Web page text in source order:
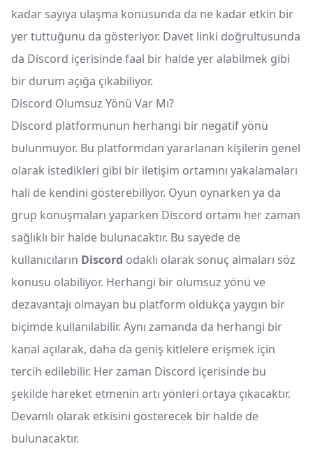
kadar sayıya ulaşma konusunda da ne kadar etkin bir
yer tuttuğunu da gösteriyor. Davet linki doğrultusunda
da Discord içerisinde faal bir halde yer alabilmek gibi
bir durum açığa çıkabiliyor.
Discord Olumsuz Yönü Var Mı?
Discord platformunun herhangi bir negatif yönü
bulunmuyor. Bu platformdan yararlanan kişilerin genel
olarak istedikleri gibi bir iletişim ortamını yakalamaları
hali de kendini gösterebiliyor. Oyun oynarken ya da
grup konuşmaları yaparken Discord ortamı her zaman
sağlıklı bir halde bulunacaktır. Bu sayede de
kullanıcıların Discord odaklı olarak sonuç almaları söz
konusu olabiliyor. Herhangi bir olumsuz yönü ve
dezavantajı olmayan bu platform oldukça yaygın bir
biçimde kullanılabilir. Aynı zamanda da herhangi bir
kanal açılarak, daha da geniş kitlelere erişmek için
tercih edilebilir. Her zaman Discord içerisinde bu
şekilde hareket etmenin artı yönleri ortaya çıkacaktır.
Devamlı olarak etkisini gösterecek bir halde de
bulunacaktır.